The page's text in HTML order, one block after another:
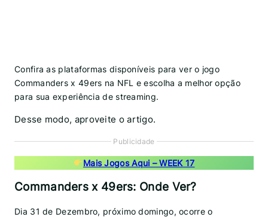
Confira as plataformas disponíveis para ver o jogo
Commanders x 49ers na NFL e escolha a melhor opção
para sua experiência de streaming.
Desse modo, aproveite o artigo.
Publicidade
Mais Jogos Aqui – WEEK 17
Commanders x 49ers: Onde Ver?
Dia 31 de Dezembro, próximo domingo, ocorre o